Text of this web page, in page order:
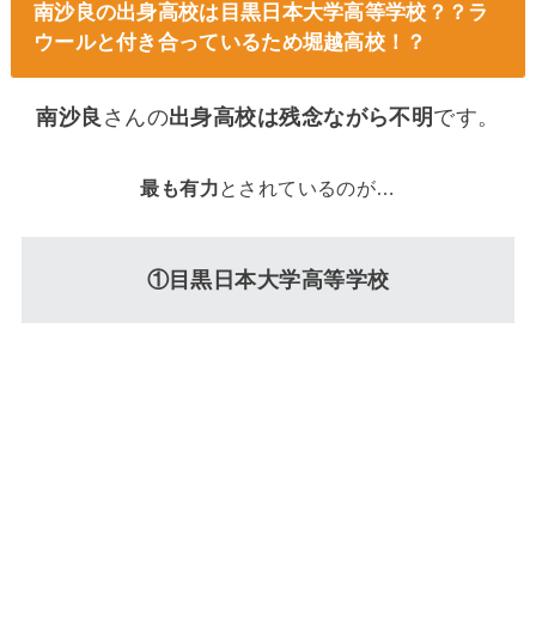
南沙良の出身高校は目黒日本大学高等学校？？ラ
ウールと付き合っているため堀越高校！？
南沙良 さんの出身高校は残念ながら不明 です。
最も有力とされているのが…
①目黒日本大学高等学校